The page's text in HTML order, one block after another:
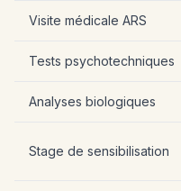
Visite médicale ARS
Tests psychotechniques
Analyses biologiques
Stage de sensibilisation